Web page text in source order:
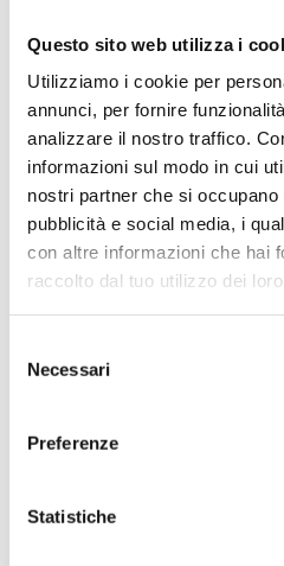
Questo sito web utilizza i
Utilizziamo i cookie per
annunci, per fornire
analizzare il nostro traffico.
informazioni sul modo in cui
nostri partner che si occupano
pubblicità e social media, i
con altre informazioni che hai
raccolto dal tuo utilizzo dei
delNecessari
Preferenze
Statistiche
Prezzo
€
IVA assolta dall'editore
Acquista
Condividi
Indice